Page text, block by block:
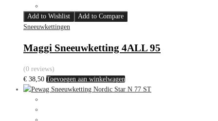
Add to Wishlist
Add to Compare
Sneeuwkettingen
Maggi Sneeuwketting 4ALL 95
(0 reviews)
€ 38,50 Toevoegen aan winkelwagen